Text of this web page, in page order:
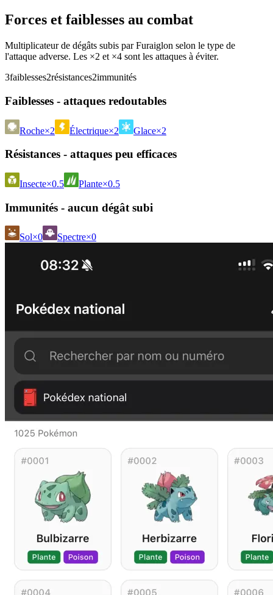
Forces et faiblesses au combat
Multiplicateur de dégâts subis par Furaiglon selon le type de
l'attaque adverse. Les ×2 et ×4 sont les attaques à éviter.
3faiblesses2résistances2immunités
Faiblesses - attaques redoutables
Roche×2 Électrique×2 Glace×2
Résistances - attaques peu efficaces
Insecte×0.5 Plante×0.5
Immunités - aucun dégât subi
Sol×0 Spectre×0